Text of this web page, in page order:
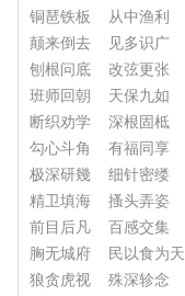
铜琶铁板
从中渔利
颠来倒去
见多识广
刨根问底
改弦更张
班师回朝
天保九如
断织劝学
深根固柢
勾心斗角
有福同享
极深研幾
细针密缕
精卫填海
搔头弄姿
前目后凡
百感交集
胸无城府
民以食为天
狼贪虎视
殊深轸念